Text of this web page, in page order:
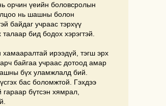
орчин үеийн боловсролын
нь шашны болон
байдаг учраас тэрхүү
бид бодох хэрэгтэй.
ирээдүй, тэгш эрх
байгаа учраас дотоод амар
бүх уламжлалд бий.
бас боломжтой. Гэхдээ
бүтсэн хямрал,